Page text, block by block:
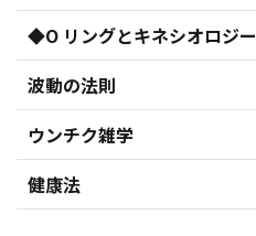
◆O リングとキネシオロジー
波動の法則
ウンチク雑学
健康法